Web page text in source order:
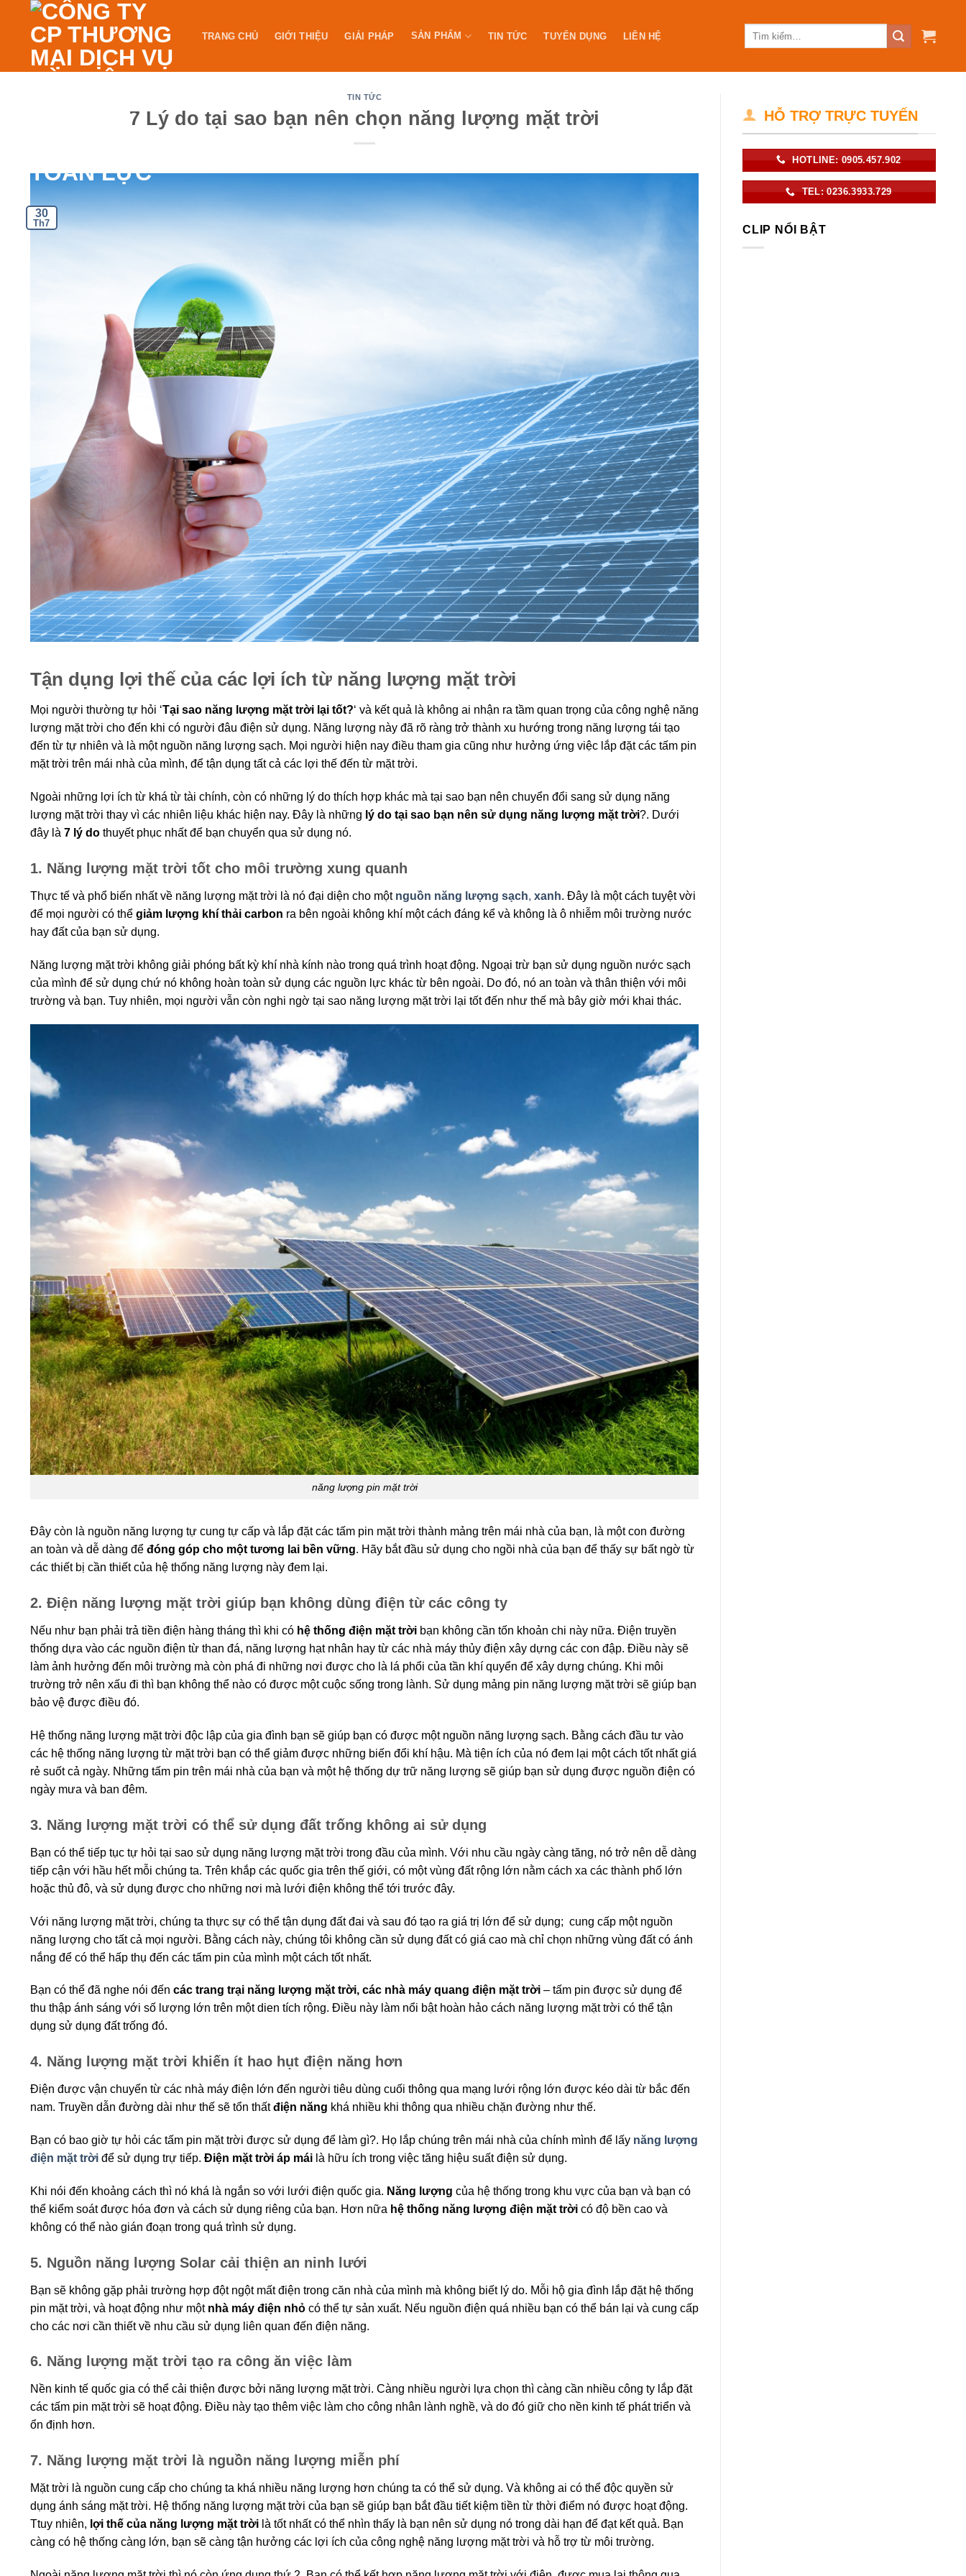
content
TRANG CHỦ GIỚI THIỆU GIẢI PHÁP SẢN PHẨM TIN TỨC TUYỂN DỤNG LIÊN HỆ
TIN TỨC
7 Lý do tại sao bạn nên chọn năng lượng mặt trời
30
Th7
Tận dụng lợi thế của các lợi ích từ năng lượng mặt trời
Mọi người thường tự hỏi ‘Tại sao năng lượng mặt trời lại tốt?‘ và kết quả là không ai nhận ra tầm quan trọng của công nghệ năng
lượng mặt trời cho đến khi có người đâu điện sử dụng. Năng lượng này đã rõ ràng trở thành xu hướng trong năng lượng tái tạo
đến từ tự nhiên và là một nguồn năng lượng sạch. Mọi người hiện nay điều tham gia cũng như hưởng ứng việc lắp đặt các tấm pin
mặt trời trên mái nhà của mình, để tận dụng tất cả các lợi thế đến từ mặt trời.
Ngoài những lợi ích từ khá từ tài chính, còn có những lý do thích hợp khác mà tại sao bạn nên chuyển đổi sang sử dụng năng
lượng mặt trời thay vì các nhiên liệu khác hiện nay. Đây là những lý do tại sao bạn nên sử dụng năng lượng mặt trời?. Dưới
đây là 7 lý do thuyết phục nhất để bạn chuyển qua sử dụng nó.
1. Năng lượng mặt trời tốt cho môi trường xung quanh
Thực tế và phổ biến nhất về năng lượng mặt trời là nó đại diện cho một nguồn năng lượng sạch, xanh. Đây là một cách tuyệt vời
để mọi người có thể giảm lượng khí thải carbon ra bên ngoài không khí một cách đáng kể và không là ô nhiễm môi trường nước
hay đất của bạn sử dụng.
Năng lượng mặt trời không giải phóng bất kỳ khí nhà kính nào trong quá trình hoạt động. Ngoại trừ bạn sử dụng nguồn nước sạch
của mình để sử dụng chứ nó không hoàn toàn sử dụng các nguồn lực khác từ bên ngoài. Do đó, nó an toàn và thân thiện với môi
trường và bạn. Tuy nhiên, mọi người vẫn còn nghi ngờ tại sao năng lượng mặt trời lại tốt đến như thế mà bây giờ mới khai thác.
năng lượng pin mặt trời
Đây còn là nguồn năng lượng tự cung tự cấp và lắp đặt các tấm pin mặt trời thành mảng trên mái nhà của bạn, là một con đường
an toàn và dễ dàng để đóng góp cho một tương lai bền vững. Hãy bắt đầu sử dụng cho ngồi nhà của bạn để thấy sự bất ngờ từ
các thiết bị cần thiết của hệ thống năng lượng này đem lại.
2. Điện năng lượng mặt trời giúp bạn không dùng điện từ các công ty
Nếu như bạn phải trả tiền điện hàng tháng thì khi có hệ thống điện mặt trời bạn không cần tốn khoản chi này nữa. Điện truyền
thống dựa vào các nguồn điện từ than đá, năng lượng hạt nhân hay từ các nhà máy thủy điện xây dựng các con đập. Điều này sẽ
làm ảnh hưởng đến môi trường mà còn phá đi những nơi được cho là lá phổi của tần khí quyển để xây dựng chúng. Khi môi
trường trở nên xấu đi thì bạn không thể nào có được một cuộc sống trong lành. Sử dụng mảng pin năng lượng mặt trời sẽ giúp bạn
bảo vệ được điều đó.
Hệ thống năng lượng mặt trời độc lập của gia đình bạn sẽ giúp bạn có được một nguồn năng lượng sạch. Bằng cách đầu tư vào
các hệ thống năng lượng từ mặt trời bạn có thể giảm được những biến đổi khí hậu. Mà tiện ích của nó đem lại một cách tốt nhất giá
rẻ suốt cả ngày. Những tấm pin trên mái nhà của bạn và một hệ thống dự trữ năng lượng sẽ giúp bạn sử dụng được nguồn điện có
ngày mưa và ban đêm.
3. Năng lượng mặt trời có thể sử dụng đất trống không ai sử dụng
Bạn có thể tiếp tục tự hỏi tại sao sử dụng năng lượng mặt trời trong đầu của mình. Với nhu cầu ngày càng tăng, nó trở nên dễ dàng
tiếp cận với hầu hết mỗi chúng ta. Trên khắp các quốc gia trên thế giới, có một vùng đất rộng lớn nằm cách xa các thành phố lớn
hoặc thủ đô, và sử dụng được cho những nơi mà lưới điện không thể tới trước đây.
Với năng lượng mặt trời, chúng ta thực sự có thể tận dụng đất đai và sau đó tạo ra giá trị lớn để sử dụng; cung cấp một nguồn
năng lượng cho tất cả mọi người. Bằng cách này, chúng tôi không cần sử dụng đất có giá cao mà chỉ chọn những vùng đất có ánh
nắng để có thể hấp thụ đến các tấm pin của mình một cách tốt nhất.
Bạn có thể đã nghe nói đến các trang trại năng lượng mặt trời, các nhà máy quang điện mặt trời – tấm pin được sử dụng để
thu thập ánh sáng với số lượng lớn trên một dien tích rộng. Điều này làm nổi bật hoàn hảo cách năng lượng mặt trời có thể tận
dụng sử dụng đất trống đó.
4. Năng lượng mặt trời khiến ít hao hụt điện năng hơn
Điện được vận chuyển từ các nhà máy điện lớn đến người tiêu dùng cuối thông qua mạng lưới rộng lớn được kéo dài từ bắc đến
nam. Truyền dẫn đường dài như thế sẽ tổn thấtđiện năng khá nhiều khi thông qua nhiều chặn đường như thế.
Bạn có bao giờ tự hỏi các tấm pin mặt trời được sử dụng để làm gì?. Họ lắp chúng trên mái nhà của chính mình để lấy năng lượng
điện mặt trời để sử dụng trự tiếp. Điện mặt trời áp mái là hữu ích trong việc tăng hiệu suất điện sử dụng.
Khi nói đến khoảng cách thì nó khá là ngắn so với lưới điện quốc gia. Năng lượng của hệ thống trong khu vực của bạn và bạn có
thể kiểm soát được hóa đơn và cách sử dụng riêng của bạn. Hơn nữa hệ thống năng lượng điện mặt trời có độ bền cao và
không có thể nào gián đoạn trong quá trình sử dụng.
5. Nguồn năng lượng Solar cải thiện an ninh lưới
Bạn sẽ không gặp phải trường hợp đột ngột mất điện trong căn nhà của mình mà không biết lý do. Mỗi hộ gia đình lắp đặt hệ thống
pin mặt trời, và hoạt động như một nhà máy điện nhỏ có thể tự sản xuất. Nếu nguồn điện quá nhiều bạn có thể bán lại và cung cấp
cho các nơi cần thiết về nhu cầu sử dụng liên quan đến điện năng.
6. Năng lượng mặt trời tạo ra công ăn việc làm
Nền kinh tế quốc gia có thể cải thiện được bởi năng lượng mặt trời. Càng nhiều người lựa chọn thì càng cần nhiều công ty lắp đặt
các tấm pin mặt trời sẽ hoạt động. Điều này tạo thêm việc làm cho công nhân lành nghề, và do đó giữ cho nền kinh tế phát triển và
ổn định hơn.
7. Năng lượng mặt trời là nguồn năng lượng miễn phí
Mặt trời là nguồn cung cấp cho chúng ta khá nhiều năng lượng hơn chúng ta có thể sử dụng. Và không ai có thể độc quyền sử
dụng ánh sáng mặt trời. Hệ thống năng lượng mặt trời của bạn sẽ giúp bạn bắt đầu tiết kiệm tiền từ thời điểm nó được hoạt động.
Ttuy nhiên, lợi thế của năng lượng mặt trời là tốt nhất có thể nhìn thấy là bạn nên sử dụng nó trong dài hạn để đạt kết quả. Bạn
càng có hệ thống càng lớn, bạn sẽ càng tận hưởng các lợi ích của công nghệ năng lượng mặt trời và hỗ trợ từ môi trường.
HỖ TRỢ TRỰC TUYẾN
HOTLINE: 0905.457.902
TEL: 0236.3933.729
CLIP NỔI BẬT